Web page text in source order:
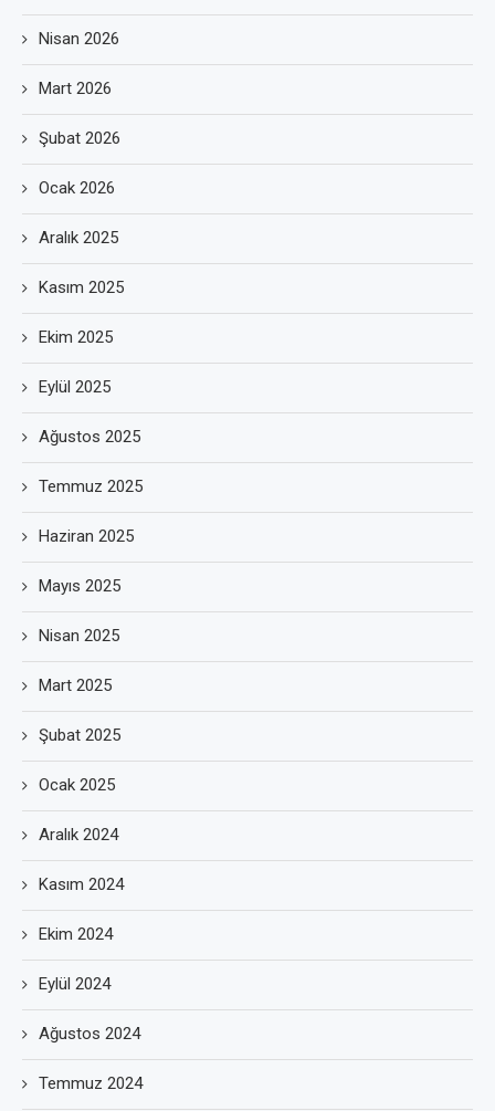
Nisan 2026
Mart 2026
Şubat 2026
Ocak 2026
Aralık 2025
Kasım 2025
Ekim 2025
Eylül 2025
Ağustos 2025
Temmuz 2025
Haziran 2025
Mayıs 2025
Nisan 2025
Mart 2025
Şubat 2025
Ocak 2025
Aralık 2024
Kasım 2024
Ekim 2024
Eylül 2024
Ağustos 2024
Temmuz 2024